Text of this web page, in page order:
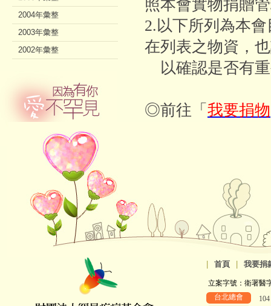
照本會實物捐贈
2.以下所列為本
在列表之物資，
以確認是否有
◎前往「 我要捐物
2004年彙整
2003年彙整
2002年彙整
首頁 我要捐
立案字號：衛署醫
台北總會